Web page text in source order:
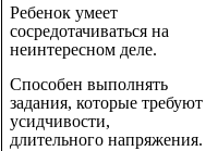
Ребенок умеет
сосредотачиваться на
неинтересном деле.
Способен выполнять
задания, которые требуют
усидчивости,
длительного напряжения.